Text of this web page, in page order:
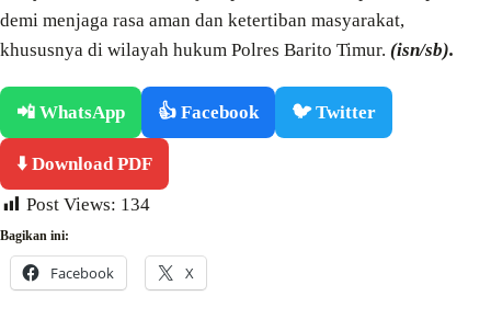
demi menjaga rasa aman dan ketertiban masyarakat,
khususnya di wilayah hukum Polres Barito Timur. (isn/sb).
📲 WhatsApp 👍 Facebook 🐦 Twitter
⬇️ Download PDF
Post Views: 134
Bagikan ini:
Facebook X